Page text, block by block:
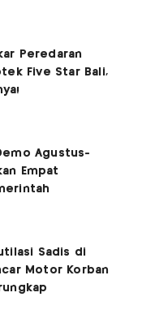
Peredaran
Five Star Bali,
Agustus-
Empat
Sadis di
Motor Korban